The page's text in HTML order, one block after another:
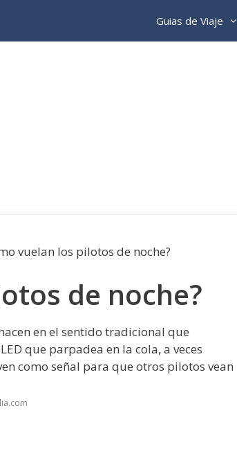
Guias de Viaje
vuelan los pilotos de noche?
de noche?
en el sentido tradicional que
que parpadea en la cola, a veces
como señal para que otros pilotos vean